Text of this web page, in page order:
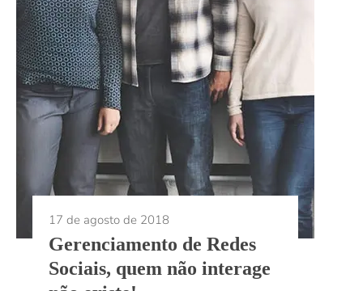
17 de agosto de 2018
Gerenciamento de Redes
Sociais, quem não interage